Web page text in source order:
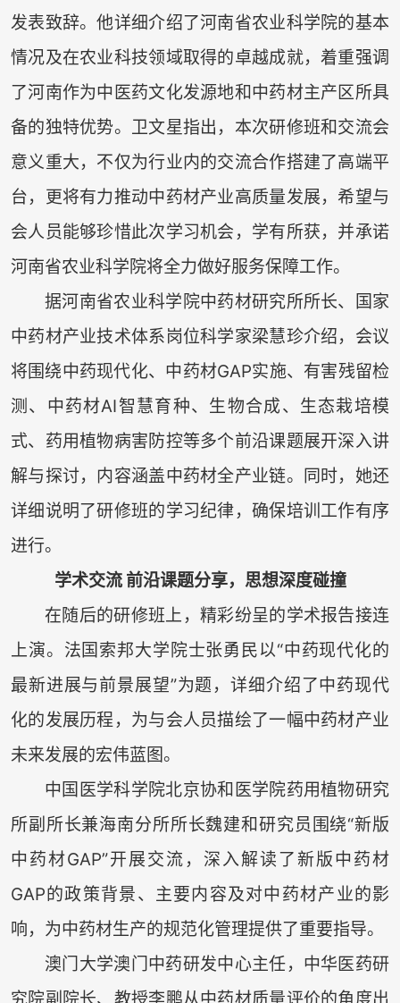
发表致辞。他详细介绍了河南省农业科学院的基本
情况及在农业科技领域取得的卓越成就，着重强调
了河南作为中医药文化发源地和中药材主产区所具
备的独特优势。卫文星指出，本次研修班和交流会
意义重大，不仅为行业内的交流合作搭建了高端平
台，更将有力推动中药材产业高质量发展，希望与
会人员能够珍惜此次学习机会，学有所获，并承诺
河南省农业科学院将全力做好服务保障工作。
据河南省农业科学院中药材研究所所长、国家
中药材产业技术体系岗位科学家梁慧珍介绍，会议
将围绕中药现代化、中药材GAP实施、有害残留检
测、中药材AI智慧育种、生物合成、生态栽培模
式、药用植物病害防控等多个前沿课题展开深入讲
解与探讨，内容涵盖中药材全产业链。同时，她还
详细说明了研修班的学习纪律，确保培训工作有序
进行。
学术交流 前沿课题分享，思想深度碰撞
在随后的研修班上，精彩纷呈的学术报告接连
上演。法国索邦大学院士张勇民以“中药现代化的
最新进展与前景展望”为题，详细介绍了中药现代
化的发展历程，为与会人员描绘了一幅中药材产业
未来发展的宏伟蓝图。
中国医学科学院北京协和医学院药用植物研究
所副所长兼海南分所所长魏建和研究员围绕“新版
中药材GAP”开展交流，深入解读了新版中药材
GAP的政策背景、主要内容及对中药材产业的影
响，为中药材生产的规范化管理提供了重要指导。
澳门大学澳门中药研发中心主任，中华医药研